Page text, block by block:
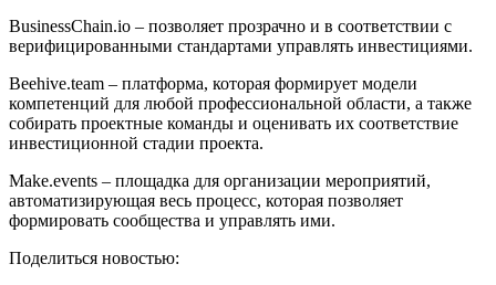
BusinessChain.io – позволяет прозрачно и в соответствии с
верифицированными стандартами управлять инвестициями.
Beehive.team – платформа, которая формирует модели
компетенций для любой профессиональной области, а также
собирать проектные команды и оценивать их соответствие
инвестиционной стадии проекта.
Make.events – площадка для организации мероприятий,
автоматизирующая весь процесс, которая позволяет
формировать сообщества и управлять ими.
Поделиться новостью: